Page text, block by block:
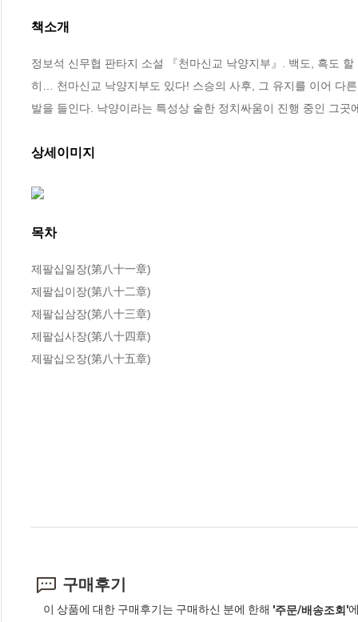
책소개
정보석 신무협 판타지 소설 『천마신교 낙양지부』. 백도, 흑도
히… 천마신교 낙양지부도 있다! 스승의 사후, 그 유지를 이어 다
발을 들인다. 낙양이라는 특성상 숱한 정치싸움이 진행 중인 그
상세이미지
목차
제팔십일장(第八十一章)
제팔십이장(第八十二章)
제팔십삼장(第八十三章)
제팔십사장(第八十四章)
제팔십오장(第八十五章)
구매후기
이 상품에 대한 구매후기는 구매하신 분에 한해 '주문/배송조회'